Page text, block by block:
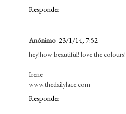
Responder
Anónimo 23/1/14, 7:52
hey!how beautiful! love the colours!
Irene
www.thedailylace.com
Responder